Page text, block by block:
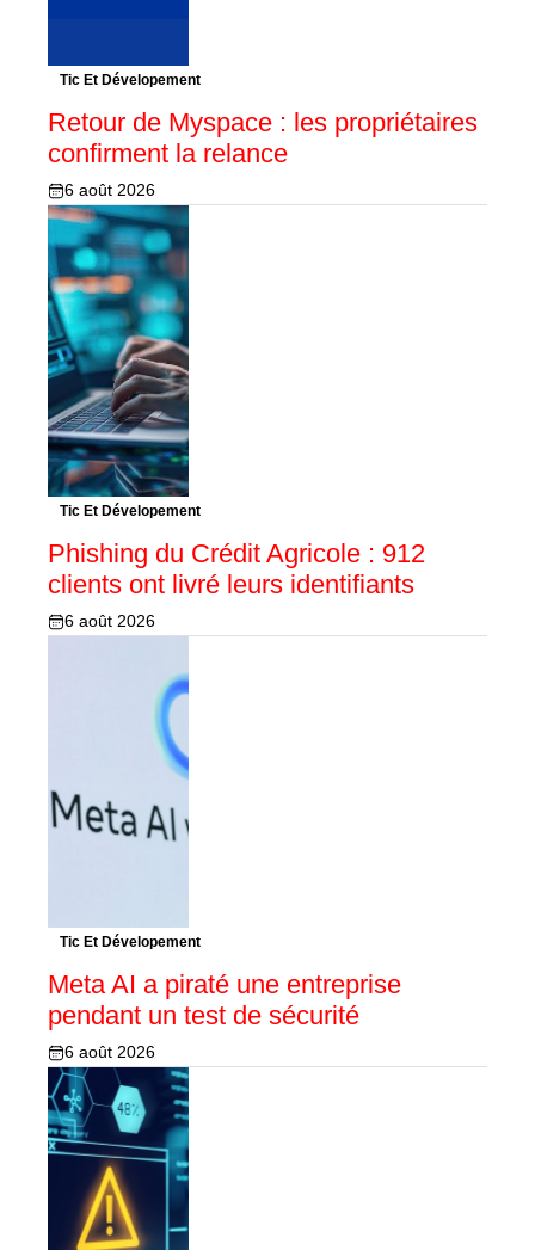
Tic Et Dévelopement
Retour de Myspace : les propriétaires
confirment la relance
6 août 2026
Tic Et Dévelopement
Phishing du Crédit Agricole : 912
clients ont livré leurs identifiants
6 août 2026
Tic Et Dévelopement
Meta AI a piraté une entreprise
pendant un test de sécurité
6 août 2026